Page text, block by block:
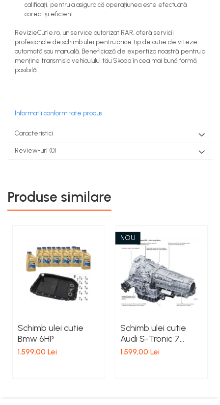
calificați, pentru a asigura că operațiunea este efectuată
corect și eficient.
RevizieCutie.ro, un service autorizat RAR, oferă servicii
profesionale de schimb ulei pentru orice tip de cutie de viteze
automată sau manuală. Beneficiază de expertiza noastră pentru a
menține transmisia vehiculului tău Skoda în cea mai bună formă
posibilă.
Informatii conformitate produs
Caracteristici
Review-uri (0)
Produse similare
Schimb ulei cutie
Bmw 6HP
1.599,00 Lei
NOU
Schimb ulei cutie
Audi S-Tronic 7
trepte 0CK 0CJ
1.599,00 Lei